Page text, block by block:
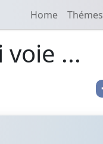
Home Thémes
...